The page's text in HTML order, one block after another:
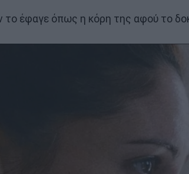
το έφαγε όπως η κόρη της αφού το